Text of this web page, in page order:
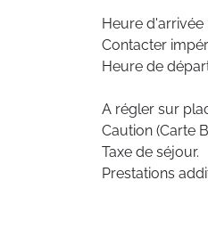
Heure d'arrivée
Contacter
Heure de
A régler sur
Caution (Carte
Taxe de séjour.
Prestations